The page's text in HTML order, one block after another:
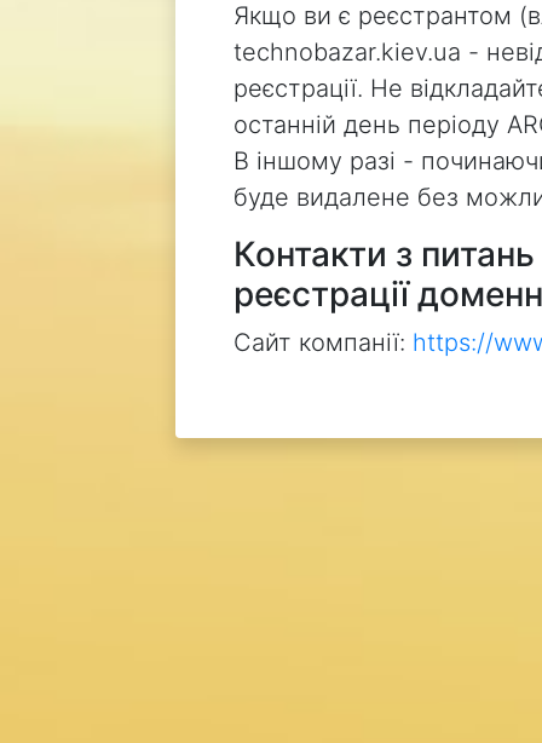
Якщо ви є реєстрантом
technobazar.kiev.ua -
реєстрації. Не
останній день періоду
В іншому разі -
буде видалене без
Контакти з
реєстрації
Сайт компанії: https://